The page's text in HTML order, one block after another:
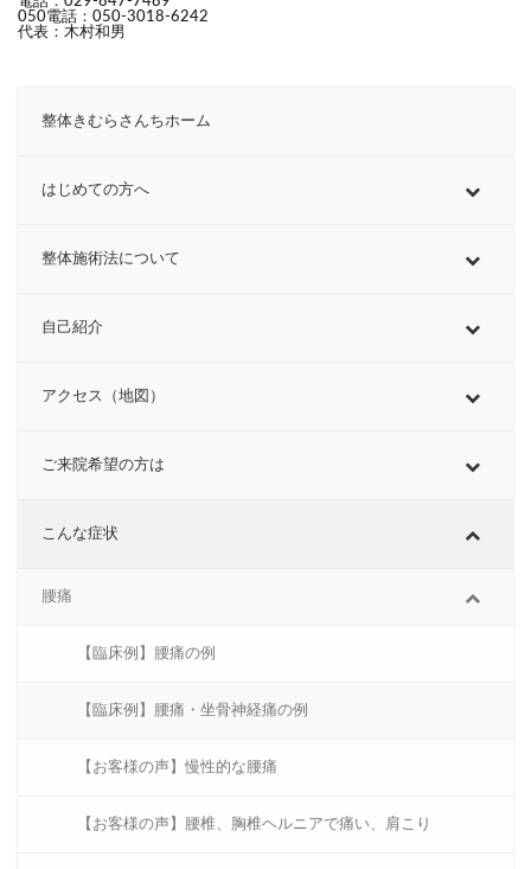
050電話：050-3018-6242
代表：木村和男
整体きむらさんちホーム
はじめての方へ
整体施術法について
自己紹介
アクセス（地図）
ご来院希望の方は
こんな症状
腰痛
【臨床例】腰痛の例
【臨床例】腰痛・坐骨神経痛の例
【お客様の声】慢性的な腰痛
【お客様の声】腰椎、胸椎ヘルニアで痛い、肩こり